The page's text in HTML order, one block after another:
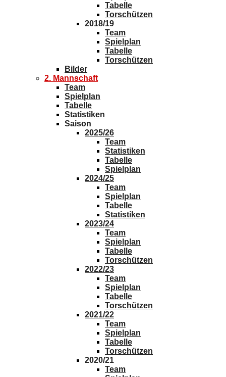
Tabelle
Torschützen
2018/19
Team
Spielplan
Tabelle
Torschützen
Bilder
2. Mannschaft
Team
Spielplan
Tabelle
Statistiken
Saison
2025/26
Team
Statistiken
Tabelle
Spielplan
2024/25
Team
Spielplan
Tabelle
Statistiken
2023/24
Team
Spielplan
Tabelle
Torschützen
2022/23
Team
Spielplan
Tabelle
Torschützen
2021/22
Team
Spielplan
Tabelle
Torschützen
2020/21
Team